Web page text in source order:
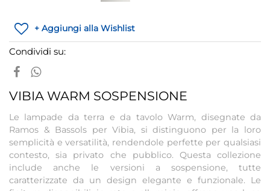
+ Aggiungi alla Wishlist
Condividi su:
VIBIA WARM SOSPENSIONE
Le lampade da terra e da tavolo Warm, disegnate da
Ramos & Bassols per Vibia, si distinguono per la loro
semplicità e versatilità, rendendole perfette per qualsiasi
contesto, sia privato che pubblico. Questa collezione
include anche le versioni a sospensione, tutte
caratterizzate da un design elegante e funzionale. Le